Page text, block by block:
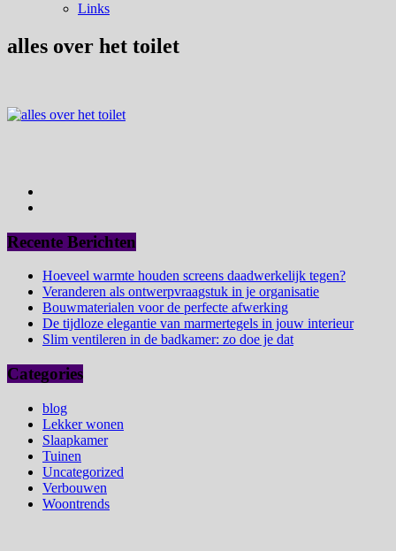
Links
alles over het toilet
Recente Berichten
Hoeveel warmte houden screens daadwerkelijk tegen?
Veranderen als ontwerpvraagstuk in je organisatie
Bouwmaterialen voor de perfecte afwerking
De tijdloze elegantie van marmertegels in jouw interieur
Slim ventileren in de badkamer: zo doe je dat
Categories
blog
Lekker wonen
Slaapkamer
Tuinen
Uncategorized
Verbouwen
Woontrends